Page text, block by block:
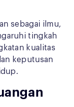
sebagai ilmu,
tingkah
kualitas
keputusan